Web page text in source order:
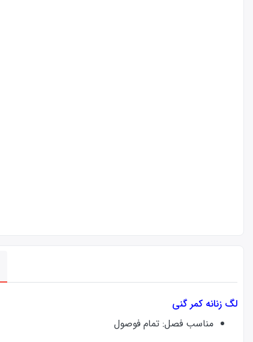
لگ زنانه کمر گنی
مناسب فصل: تمام فوصول